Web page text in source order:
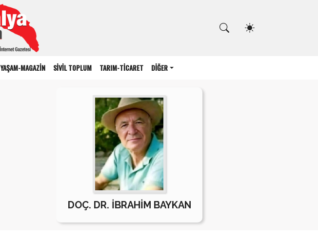
YAŞAM-MAGAZİN SİVİL TOPLUM TARIM-TİCARET DİĞER
DOÇ. DR. İBRAHİM BAYKAN